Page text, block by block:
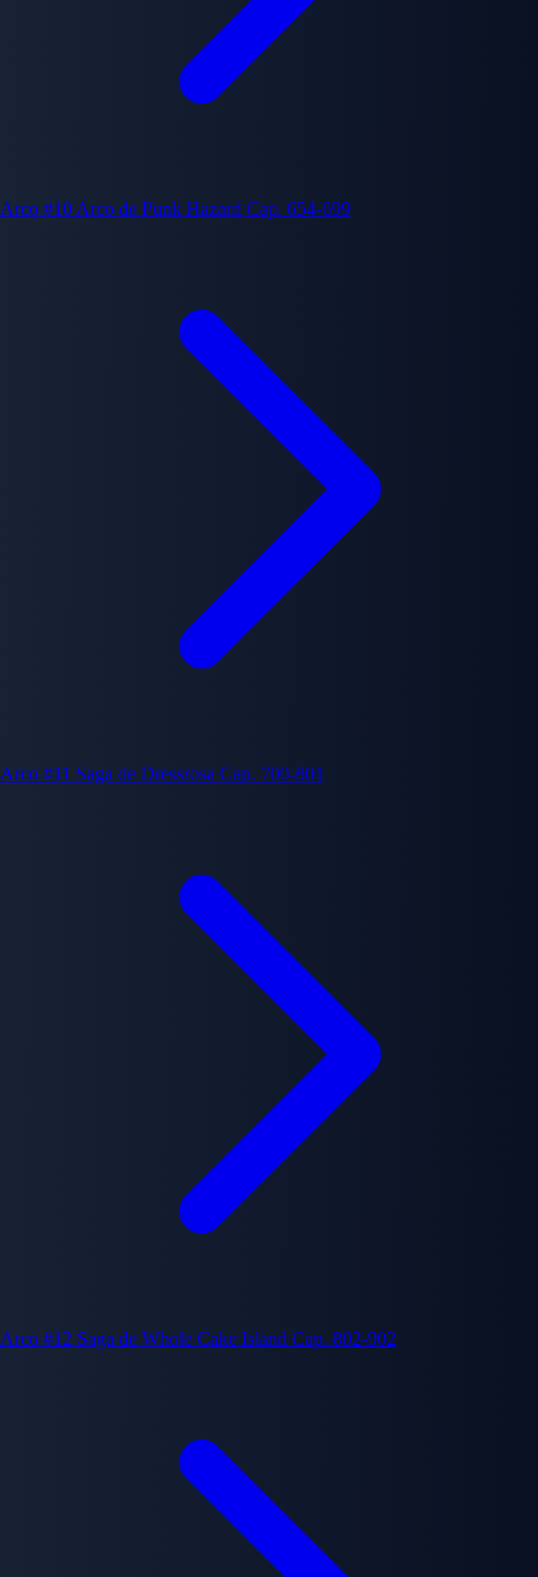
Arco #10 Arco de Punk Hazard Cap. 654-699
Arco #11 Saga de Dressrosa Cap. 700-801
Arco #12 Saga de Whole Cake Island Cap. 802-902